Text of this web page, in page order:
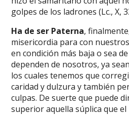
golpes de los ladrones (Lc., X,
Ha de ser Paterna,
misericordia para con
en condición más baja o sea
dependen de nosotros, ya
los cuales tenemos que
caridad y dulzura y también
culpas. De suerte que puede
superior aquella súplica que